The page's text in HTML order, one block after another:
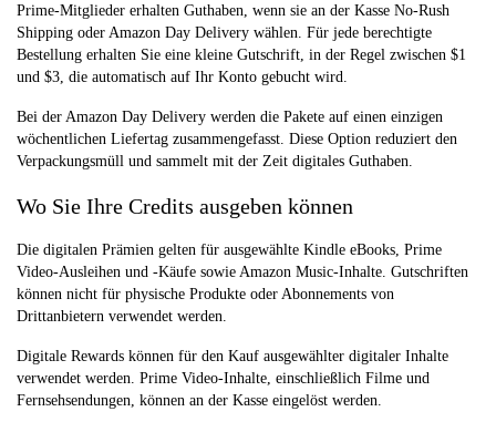
Prime-Mitglieder erhalten Guthaben, wenn sie an der Kasse No-Rush
Shipping oder Amazon Day Delivery wählen. Für jede berechtigte
Bestellung erhalten Sie eine kleine Gutschrift, in der Regel zwischen $1
und $3, die automatisch auf Ihr Konto gebucht wird.
Bei der Amazon Day Delivery werden die Pakete auf einen einzigen
wöchentlichen Liefertag zusammengefasst. Diese Option reduziert den
Verpackungsmüll und sammelt mit der Zeit digitales Guthaben.
Wo Sie Ihre Credits ausgeben können
Die digitalen Prämien gelten für ausgewählte Kindle eBooks, Prime
Video-Ausleihen und -Käufe sowie Amazon Music-Inhalte. Gutschriften
können nicht für physische Produkte oder Abonnements von
Drittanbietern verwendet werden.
Digitale Rewards können für den Kauf ausgewählter digitaler Inhalte
verwendet werden. Prime Video-Inhalte, einschließlich Filme und
Fernsehsendungen, können an der Kasse eingelöst werden.